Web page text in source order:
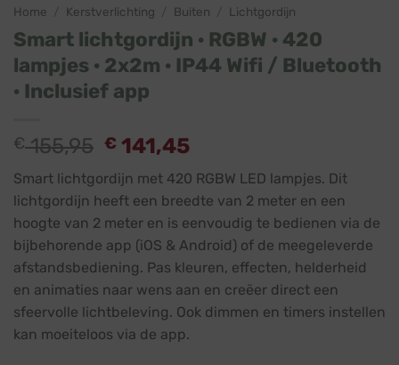
Home Kerstverlichting Buiten Lichtgordijn
Smart lichtgordijn · RGBW · 420
lampjes · 2x2m · IP44 Wifi / Bluetooth
· Inclusief app
€155,95 Oorspronkelijke
was:
€ 155,95.
€ 141,45
is:
€ 141,45.
Smart lichtgordijn met 420 RGBW LED lampjes. Dit
lichtgordijn heeft een breedte van 2 meter en een
hoogte van 2 meter en is eenvoudig te bedienen via de
bijbehorende app (iOS & Android) of de meegeleverde
afstandsbediening. Pas kleuren, effecten, helderheid
en animaties naar wens aan en creëer direct een
sfeervolle lichtbeleving. Ook dimmen en timers instellen
kan moeiteloos via de app.